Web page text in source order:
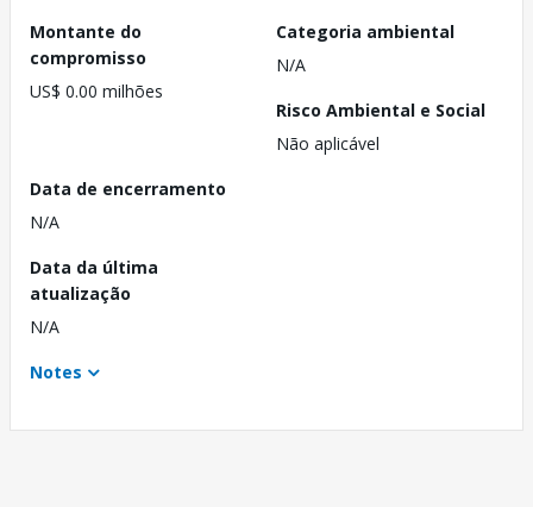
Montante do
compromisso
US$ 0.00 milhões
Categoria ambiental
N/A
Risco Ambiental e Social
Não aplicável
Data de encerramento
N/A
Data da última
atualização
N/A
Notes